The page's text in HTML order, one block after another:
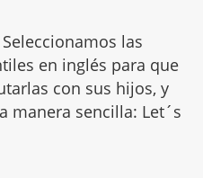
Seleccionamos las
en inglés para que
con sus hijos, y
manera sencilla: Let´s